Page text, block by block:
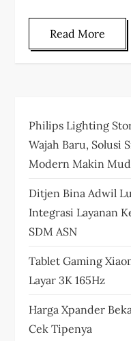
Read More
Philips Lighting
Wajah Baru, Solusi
Modern Makin
Ditjen Bina Adwil
Integrasi Layanan
SDM ASN
Tablet Gaming
Layar 3K 165Hz
Harga Xpander
Cek Tipenya